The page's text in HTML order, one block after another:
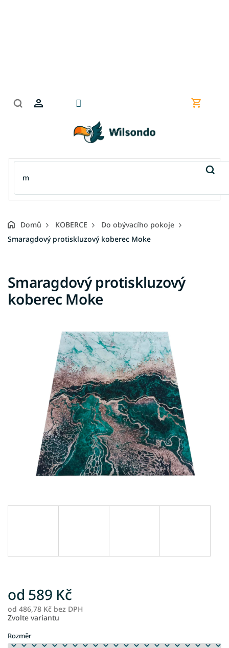
Nákupní
Domů KOBERCE
Do obývacího pokoje
Smaragdový protiskluzový koberec Moke
Smaragdový protiskluzový
koberec Moke
od 589 Kč
od 486,78 Kč bez DPH
Zvolte variantu
Rozměr